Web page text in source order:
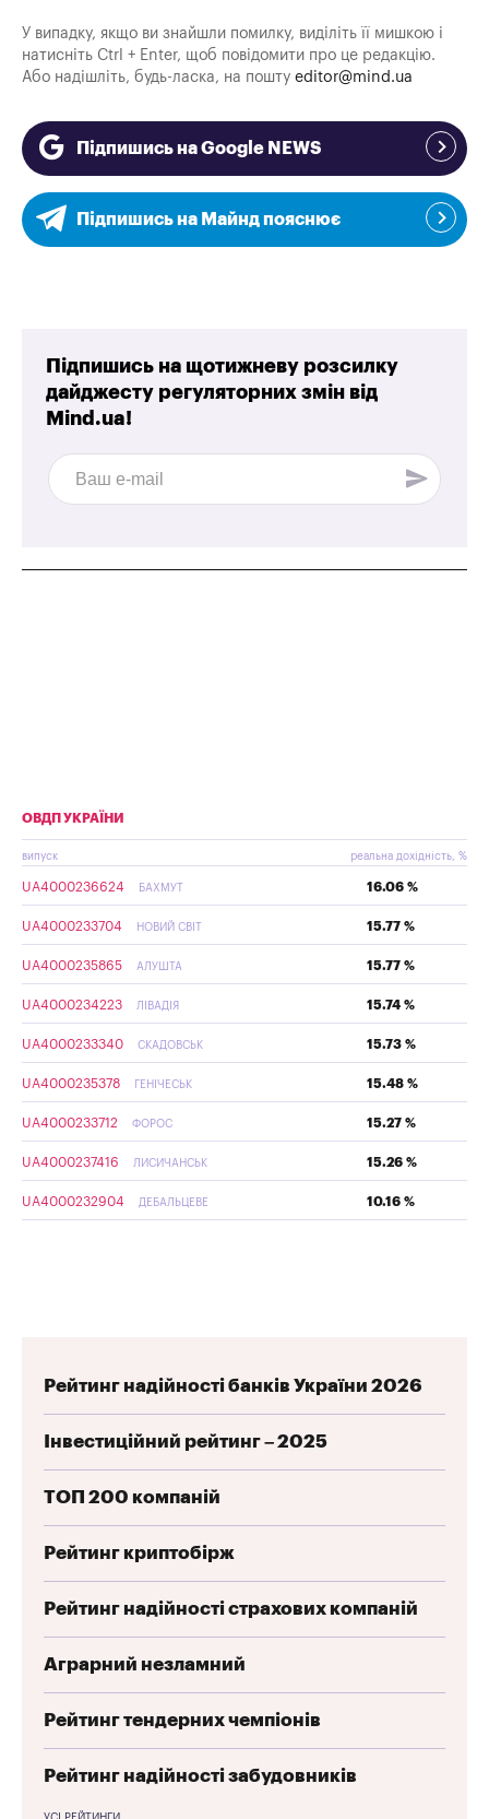
У випадку, якщо ви знайшли помилку, виділіть її мишкою і
натисніть Ctrl + Enter, щоб повідомити про це редакцію.
Або надішліть, будь-ласка, на пошту editor@mind.ua
Підпишись на Google NEWS
Підпишись на Майнд пояснює
Підпишись на щотижневу розсилку
дайджесту регуляторних змін від
Mind.ua!
ОВДП УКРАЇНИ
випуск реальна дохідність, %
UA4000236624 БАХМУТ 16.06 %
UA4000233704 НОВИЙ СВІТ 15.77 %
UA4000235865 АЛУШТА 15.77 %
UA4000234223 ЛІВАДІЯ 15.74 %
UA4000233340 СКАДОВСЬК 15.73 %
UA4000235378 ГЕНІЧЕСЬК 15.48 %
UA4000233712 ФОРОС 15.27 %
UA4000237416 ЛИСИЧАНСЬК 15.26 %
UA4000232904 ДЕБАЛЬЦЕВЕ 10.16 %
Рейтинг надійності банків України 2026
Інвестиційний рейтинг – 2025
ТОП 200 компаній
Рейтинг криптобірж
Рейтинг надійності страхових компаній
Аграрний незламний
Рейтинг тендерних чемпіонів
Рейтинг надійності забудовників